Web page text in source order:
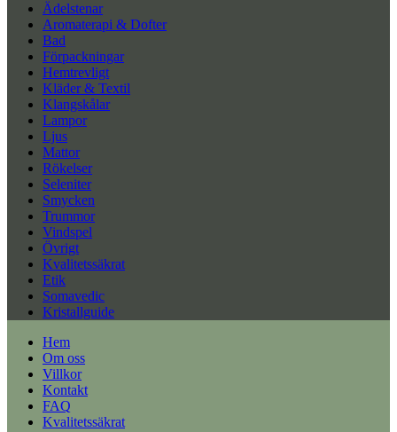
Ädelstenar
Aromaterapi & Dofter
Bad
Förpackningar
Hemtrevligt
Kläder & Textil
Klangskålar
Lampor
Ljus
Mattor
Rökelser
Seleniter
Smycken
Trummor
Vindspel
Övrigt
Kvalitetssäkrat
Etik
Somavedic
Kristallguide
Hem
Om oss
Villkor
Kontakt
FAQ
Kvalitetssäkrat